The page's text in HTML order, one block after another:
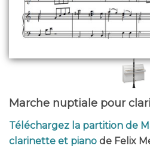
Marche nuptiale pour
Téléchargez la partition de
clarinette et piano de Felix